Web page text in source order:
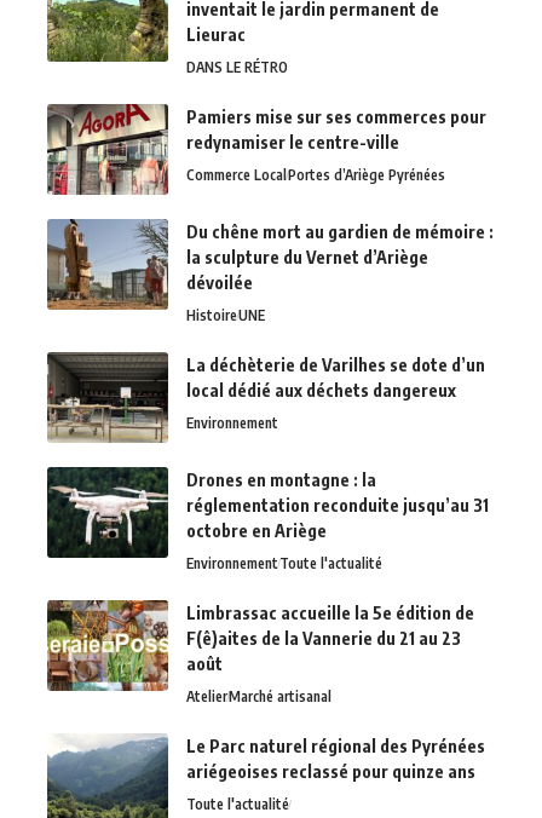
inventait le jardin permanent de
Lieurac
DANS LE RÉTRO
Pamiers mise sur ses commerces pour
redynamiser le centre-ville
Commerce LocalPortes d’Ariège Pyrénées
Du chêne mort au gardien de mémoire :
la sculpture du Vernet d’Ariège
dévoilée
HistoireUNE
La déchèterie de Varilhes se dote d’un
local dédié aux déchets dangereux
Environnement
Drones en montagne : la
réglementation reconduite jusqu’au 31
octobre en Ariège
EnvironnementToute l'actualité
Limbrassac accueille la 5e édition de
F(ê)aites de la Vannerie du 21 au 23
août
AtelierMarché artisanal
Le Parc naturel régional des Pyrénées
ariégeoises reclassé pour quinze ans
Toute l'actualité